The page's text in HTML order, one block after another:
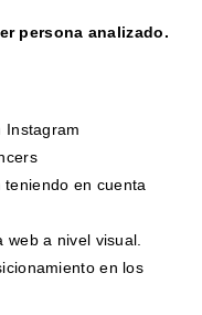
persona analizado.
Instagram
teniendo en cuenta
a nivel visual.
en los